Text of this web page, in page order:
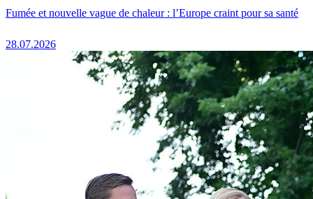
Fumée et nouvelle vague de chaleur : l’Europe craint pour sa santé
28.07.2026